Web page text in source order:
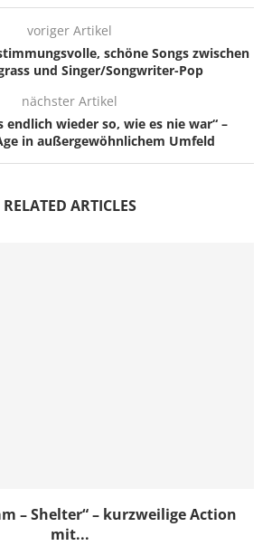
voriger Artikel
schöne Songs zwischen
und Singer/Songwriter-Pop
nächster Artikel
endlich wieder so, wie es nie war“ –
in außergewöhnlichem Umfeld
RELATED ARTICLES
– Shelter“ – kurzweilige Action
mit...